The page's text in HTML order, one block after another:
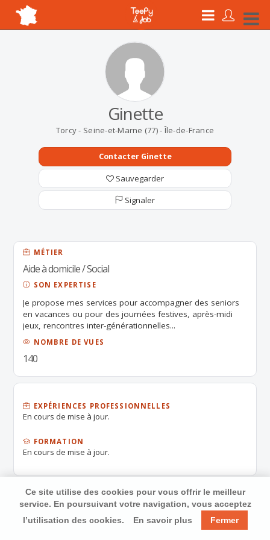
Ginette
Torcy - Seine-et-Marne (77) - Île-de-France
Contacter Ginette
Sauvegarder
Signaler
MÉTIER
Aide à domicile / Social
SON EXPERTISE
Je propose mes services pour accompagner des seniors
en vacances ou pour des journées festives, après-midi
jeux, rencontres inter-générationnelles...
NOMBRE DE VUES
140
EXPÉRIENCES PROFESSIONNELLES
En cours de mise à jour.
FORMATION
En cours de mise à jour.
Ce site utilise des cookies pour vous offrir le meilleur
service. En poursuivant votre navigation, vous acceptez
l’utilisation des cookies.
En savoir plus Fermer